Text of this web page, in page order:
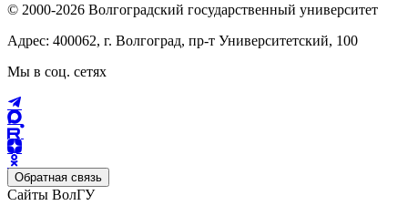
© 2000-2026 Волгоградский государственный университет
Адрес: 400062, г. Волгоград, пр-т Университетский, 100
Мы в соц. сетях
Обратная связь
Сайты ВолГУ